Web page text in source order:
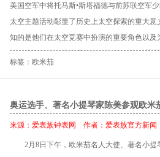
以Super-LumiNova夜光涂层。 如果欧米茄和
典设计，那么灰色表盘的超霸系列Mark II腕
秒针和与之搭配的分钟刻度令人眼前一亮。
表链以及欧米茄专利可伸缩按压折叠扣。此
达100米。欧米茄为其提供长达4年的售后服务
美国空军中将托马斯•斯塔福德与前苏联空军
太空主题活动彰显了历史上太空探索的重大
知的是他们在太空竞赛中扮演的重要角色以
献，这两位传奇宇航员在1975年阿波罗-联盟
在谈及这一太空项目的重要性时，斯塔福德
述了欧米茄与太空探索的长久渊源，他说到
标签：欧米茄
奥运选手、著名小提琴家陈美参观欧米
来源： 爱表族钟表网 作者： 爱表族官方新闻
2月8日下午，欧米茄名人大使、著名小